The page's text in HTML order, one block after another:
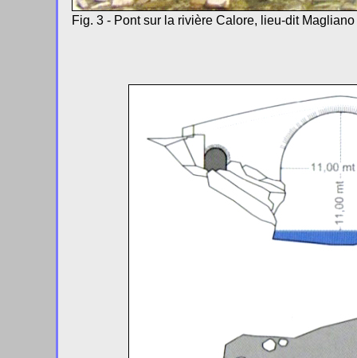
Fig. 3 - Pont sur la rivière Calore, lieu-dit Magliano